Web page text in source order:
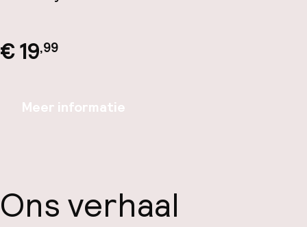
€ 19,99
Meer informatie
Ons verhaal